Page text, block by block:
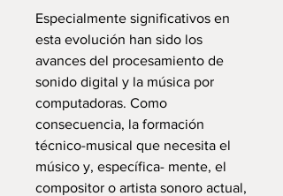
Especialmente significativos en
esta evolución han sido los
avances del procesamiento de
sonido digital y la música por
computadoras. Como
consecuencia, la formación
técnico-musical que necesita el
músico y, específica- mente, el
compositor o artista sonoro actual,